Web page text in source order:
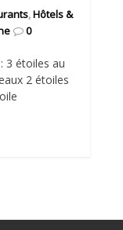
,Hôtels &
0
3 étoiles au
2 étoiles